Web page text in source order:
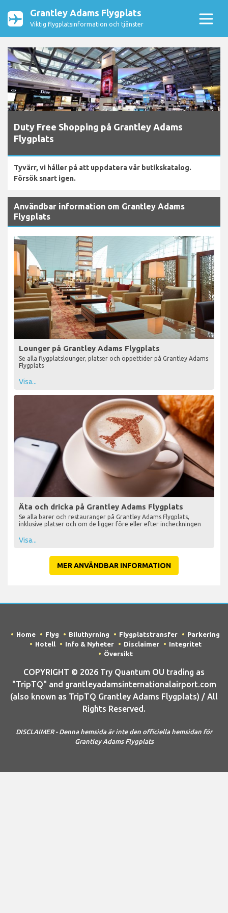
Grantley Adams Flygplats
Viktig flygplatsinformation och tjänster
Duty Free Shopping på Grantley Adams
Flygplats
Tyvärr, vi håller på att uppdatera vår butikskatalog.
Försök snart igen.
Användbar information om Grantley Adams
Flygplats
Lounger på Grantley Adams Flygplats
Se alla flygplatslounger, platser och öppettider på Grantley Adams
Flygplats
Visa...
Äta och dricka på Grantley Adams Flygplats
Se alla barer och restauranger på Grantley Adams Flygplats,
inklusive platser och om de ligger före eller efter incheckningen
Visa...
MER ANVÄNDBAR INFORMATION
Home Flyg Biluthyrning Flygplatstransfer
Parkering
Hotell
Info & Nyheter Disclaimer
Integritet
Översikt
COPYRIGHT © 2026 Try Quantum OU trading as
"TripTQ" and grantleyadamsinternationalairport.com
(also known as TripTQ Grantley Adams Flygplats) / All
Rights Reserved.
DISCLAIMER - Denna hemsida är inte den officiella hemsidan för
Grantley Adams Flygplats